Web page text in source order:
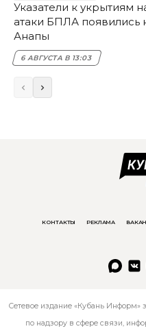
Указатели к укрытиям
атаки БПЛА появились
Анапы
6 АВГУСТА В 13:03
КОНТАКТЫ РЕКЛАМА
Сетевое издание «Кубань Информ»
по надзору в сфере связи,